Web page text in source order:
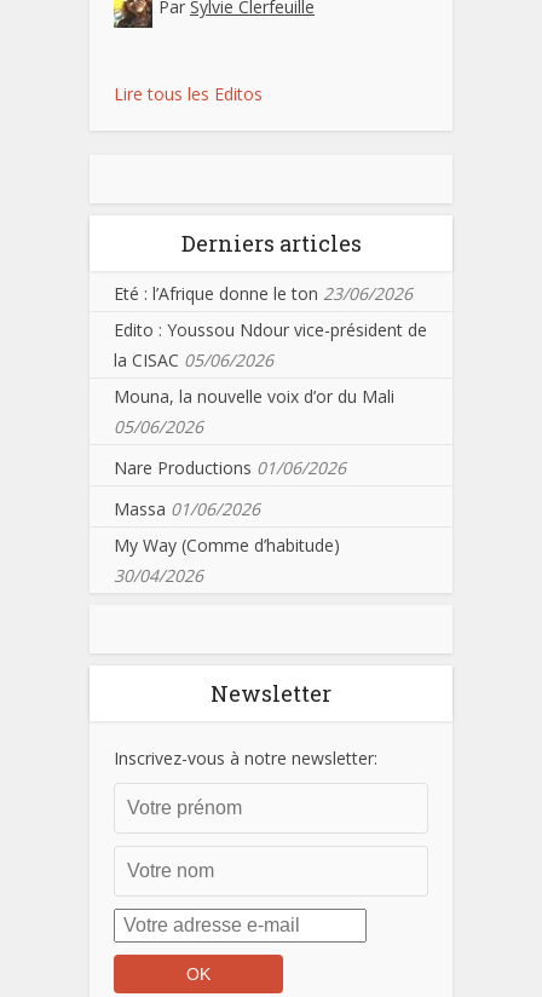
Par Sylvie Clerfeuille
Lire tous les Editos
Derniers articles
Eté : l’Afrique donne le ton 23/06/2026
Edito : Youssou Ndour vice-président de
la CISAC 05/06/2026
Mouna, la nouvelle voix d’or du Mali
05/06/2026
Nare Productions 01/06/2026
Massa 01/06/2026
My Way (Comme d’habitude)
30/04/2026
Newsletter
Inscrivez-vous à notre newsletter: